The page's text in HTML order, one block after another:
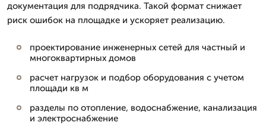
документация для подрядчика. Такой формат снижает
риск ошибок на площадке и ускоряет реализацию.
проектирование инженерных сетей для частный и
многоквартирных домов
расчет нагрузок и подбор оборудования с учетом
площади кв м
разделы по отопление, водоснабжение, канализация
и электроснабжение